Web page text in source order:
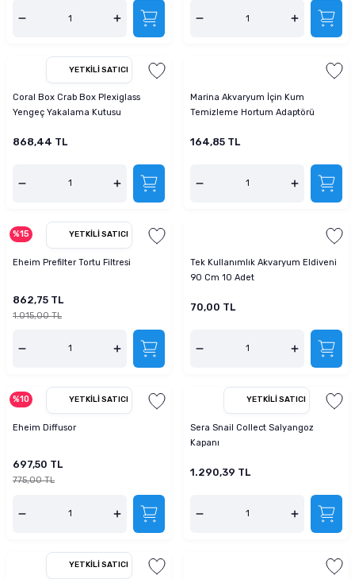
YETKILI SATICI
Coral Box Crab Box Plexiglass
Yengeç Yakalama Kutusu
868,44 TL
Marina Akvaryum İçin Kum
Temizleme Hortum Adaptörü
164,85 TL
%15 YETKILI SATICI
Eheim Prefilter Tortu Filtresi
862,75 TL
1.015,00 TL
Tek Kullanımlık Akvaryum Eldiveni
90 Cm 10 Adet
70,00 TL
%10 YETKILI SATICI
Eheim Diffusor
697,50 TL
775,00 TL
YETKILI SATICI
Sera Snail Collect Salyangoz
Kapanı
1.290,39 TL
YETKILI SATICI